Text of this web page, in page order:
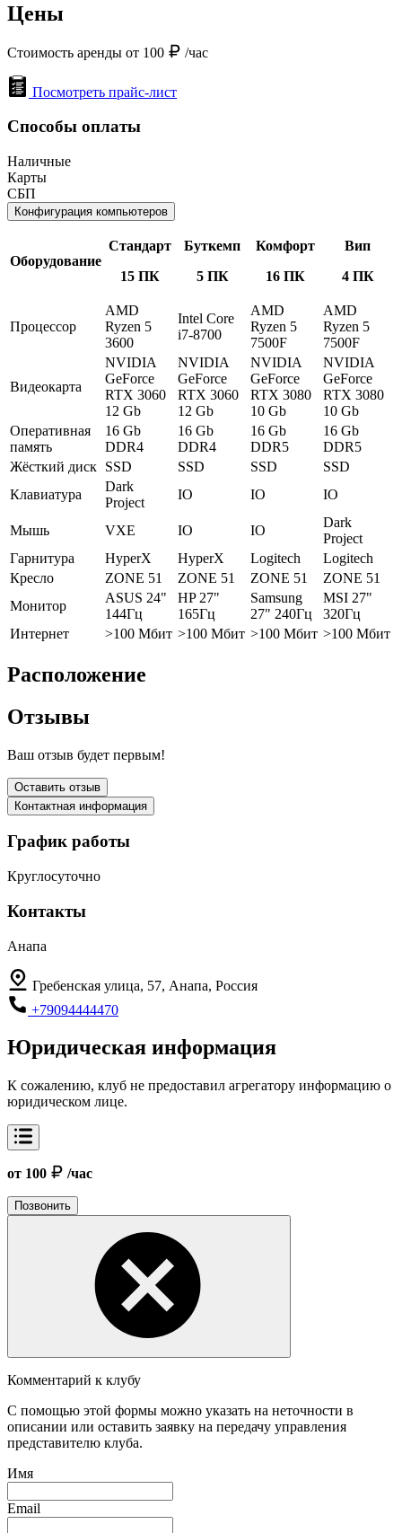
Цены
Стоимость аренды от 100 /час
Посмотреть прайс-лист
Способы оплаты
Наличные
Карты
СБП
Конфигурация компьютеров
Оборудование
Стандарт
15 ПК
Буткемп
5 ПК
Комфорт
16 ПК
Вип
4 ПК
Процессор
AMD
Ryzen 5
3600
Intel Core
i7-8700
AMD
Ryzen 5
7500F
AMD
Ryzen 5
7500F
Видеокарта
NVIDIA
GeForce
RTX 3060
12 Gb
NVIDIA
GeForce
RTX 3060
12 Gb
NVIDIA
GeForce
RTX 3080
10 Gb
NVIDIA
GeForce
RTX 3080
10 Gb
Оперативная
память
16 Gb
DDR4
16 Gb
DDR4
16 Gb
DDR5
16 Gb
DDR5
Жёсткий диск SSD SSD SSD
SSD
Клавиатура
Dark
Project
IO IO IO
Мышь VXE IO IO
Dark
Project
Гарнитура
HyperX HyperX Logitech
Logitech
Кресло
ZONE 51 ZONE 51 ZONE 51
ZONE 51
Монитор
ASUS 24"
144Гц
HP 27"
165Гц
Samsung
27" 240Гц
MSI 27"
320Гц
Интернет
>100 Мбит >100 Мбит >100 Мбит >100 Мбит
Расположение
Отзывы
Ваш отзыв будет первым!
Оставить отзыв
Контактная информация
График работы
Круглосуточно
Контакты
Анапа
Гребенская улица, 57, Анапа, Россия
+79094444470
Юридическая информация
К сожалению, клуб не предоставил агрегатору информацию о
юридическом лице.
от 100 /час
Позвонить
Комментарий к клубу
С помощью этой формы можно указать на неточности в
описании или оставить заявку на передачу управления
представителю клуба.
Имя
Email